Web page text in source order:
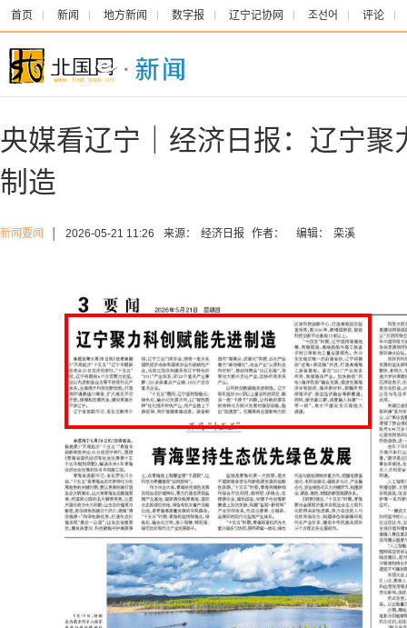
首页 新闻 地方新闻 数字报 辽宁记协网 조선어 评论
央媒看辽宁｜经济日报：辽宁聚
制造
新闻要闻 2026-05-21 11:26 来源： 经济日报 作者： 编辑： 栾溪